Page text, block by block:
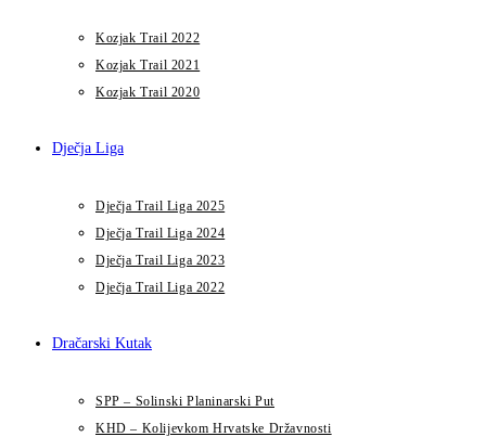
Kozjak Trail 2022
Kozjak Trail 2021
Kozjak Trail 2020
Dječja Liga
Dječja Trail Liga 2025
Dječja Trail Liga 2024
Dječja Trail Liga 2023
Dječja Trail Liga 2022
Dračarski Kutak
SPP – Solinski Planinarski Put
KHD – Kolijevkom Hrvatske Državnosti